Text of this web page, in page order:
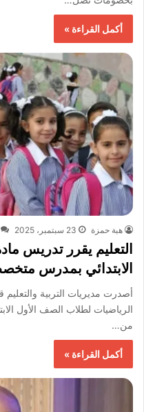
أكمل القراءة »
هبة حمزة 23 سبتمبر، 2025
التعليم يقرر تدريس
الابتدائي بمدرس
أصدرت مديريات التربية
الرياضيات لطلاب الصف الأول
من…
أكمل القراءة »